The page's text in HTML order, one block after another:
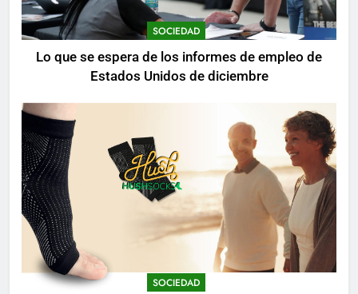
SOCIEDAD
Lo que se espera de los informes de empleo de
Estados Unidos de diciembre
SOCIEDAD